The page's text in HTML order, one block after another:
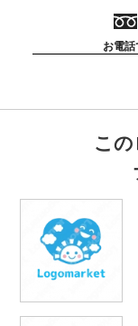
お電
こ